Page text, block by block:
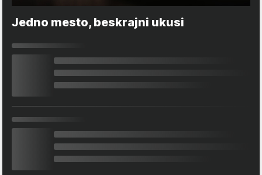
Jedno mesto, beskrajni ukusi